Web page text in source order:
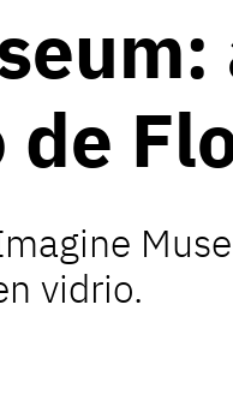
vidrio.